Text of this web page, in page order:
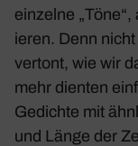
einzelne
ieren. Denn
vertont, wie wir
mehr dienten
Gedichte mit
und Länge der